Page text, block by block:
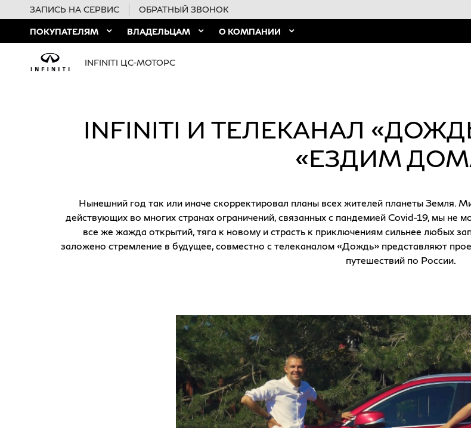
ЗАПИСЬ НА СЕРВИС ОБРАТНЫЙ ЗВОНОК
ПОКУПАТЕЛЯМ ВЛАДЕЛЬЦАМ О КОМПАНИИ
INFINITI ЦС-МОТОРС
INFINITI И ТЕЛЕКАНАЛ
«ЕЗДИМ
Нынешний год так или иначе скорректировал планы всех жителей планеты Земля.
действующих во многих странах ограничений, связанных с пандемией Covid-19, мы
все же жажда открытий, тяга к новому и страсть к приключениям сильнее любых
заложено стремление в будущее, совместно с телеканалом «Дождь» представляют
путешествий по России.